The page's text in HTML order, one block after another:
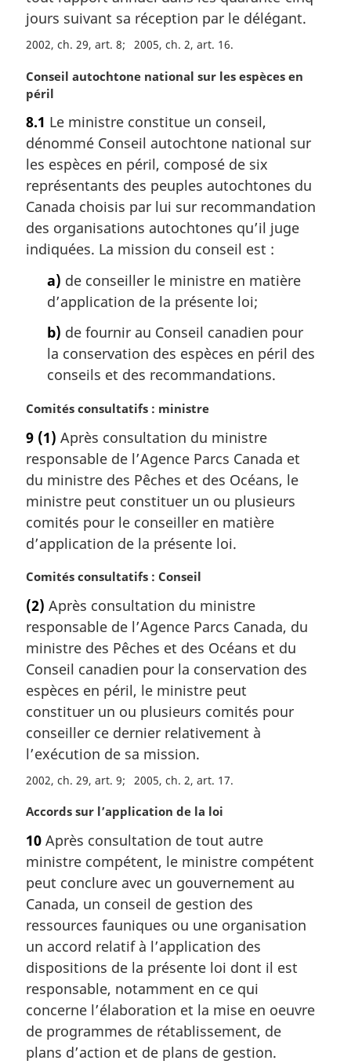
e
:jours suivant sa réception par le délégant.
2002, ch. 29, art. 8 2005, ch. 2, art. 16
N
o
e
m
a
r
i
n
a
Conseil autochtone national sur les espèces en
péril
8.1 Le ministre constitue un conseil,
dénommé Conseil autochtone national sur
les espèces en péril, composé de six
représentants des peuples autochtones du
Canada choisis par lui sur recommandation
des organisations autochtones qu’il juge
indiquées. La mission du conseil est :
a) de conseiller le ministre en matière
d’application de la présente loi;
b) de fournir au Conseil canadien pour
la conservation des espèces en péril des
conseils et des recommandations.
N
t
e
m
a
g
i
a
l
e
:
Comités consultatifs : ministre
9 (1) Après consultation du ministre
responsable de l’Agence Parcs Canada et
du ministre des Pêches et des Océans, le
ministre peut constituer un ou plusieurs
comités pour le conseiller en matière
d’application de la présente loi.
N
t
e
m
a
g
i
n
a
e
Comités consultatifs : Conseil
(2) Après consultation du ministre
responsable de l’Agence Parcs Canada, du
ministre des Pêches et des Océans et du
Conseil canadien pour la conservation des
espèces en péril, le ministre peut
constituer un ou plusieurs comités pour
conseiller ce dernier relativement à
l’exécution de sa mission.
2002, ch. 29, art. 9 2005, ch. 2, art. 17
N
t
e
m
a
g
i
n
a
e
:
Accords sur l’application de la loi
10 Après consultation de tout autre
ministre compétent, le ministre compétent
peut conclure avec un gouvernement au
Canada, un conseil de gestion des
ressources fauniques ou une organisation
un accord relatif à l’application des
dispositions de la présente loi dont il est
responsable, notamment en ce qui
concerne l’élaboration et la mise en oeuvre
de programmes de rétablissement, de
plans d’action et de plans de gestion.